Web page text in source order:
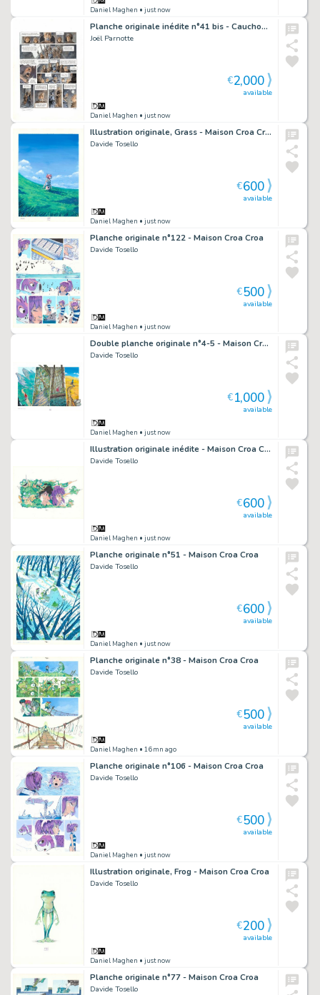
Daniel Maghen • just now
Planche originale inédite n°41 bis - Cauchon... Ou l'homme qui tua Jeanne d'Arc
Joël Parnotte
Daniel Maghen • just now
available
€2,000
Illustration originale, Grass - Maison Croa Croa
Davide Tosello
Daniel Maghen • just now
available
€600
Planche originale n°122 - Maison Croa Croa
Davide Tosello
Daniel Maghen • just now
available
€500
Double planche originale n°4-5 - Maison Croa Croa
Davide Tosello
Daniel Maghen • just now
available
€1,000
Illustration originale inédite - Maison Croa Croa
Davide Tosello
Daniel Maghen • just now
available
€600
Planche originale n°51 - Maison Croa Croa
Davide Tosello
Daniel Maghen • just now
available
€600
Planche originale n°38 - Maison Croa Croa
Davide Tosello
Daniel Maghen • 16mn ago
available
€500
Planche originale n°106 - Maison Croa Croa
Davide Tosello
Daniel Maghen • just now
available
€500
Illustration originale, Frog - Maison Croa Croa
Davide Tosello
Daniel Maghen • just now
available
€200
Planche originale n°77 - Maison Croa Croa
Davide Tosello